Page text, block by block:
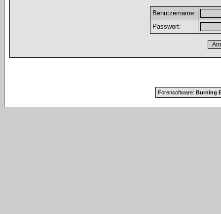
Benutzername:
Passwort:
Forensoftware: Burning